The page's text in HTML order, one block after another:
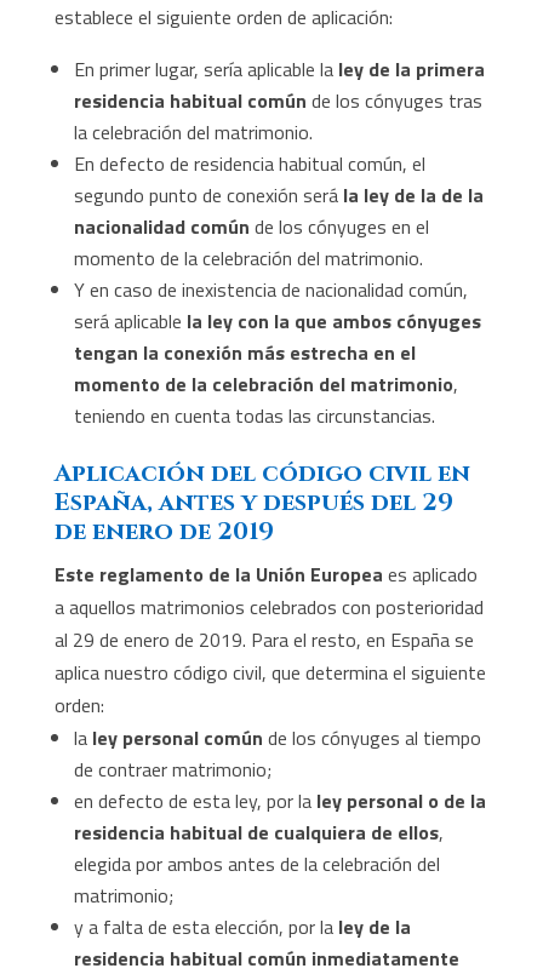
establece el siguiente orden de aplicación:
En primer lugar, sería aplicable la ley de la primera
residencia habitual común de los cónyuges tras
la celebración del matrimonio.
En defecto de residencia habitual común, el
segundo punto de conexión serála ley de la de la
nacionalidad común de los cónyuges en el
momento de la celebración del matrimonio.
Y en caso de inexistencia de nacionalidad común,
será aplicable la ley con la que ambos cónyuges
tengan la conexión más estrecha en el
momento de la celebración del matrimonio,
teniendo en cuenta todas las circunstancias.
Aplicación del código civil en
España, antes y después del 29
de enero de 2019
Este reglamento de la Unión Europea es aplicado
a aquellos matrimonios celebrados con posterioridad
al 29 de enero de 2019. Para el resto, en España se
aplica nuestro código civil, que determina el siguiente
orden:
la ley personal común de los cónyuges al tiempo
de contraer matrimonio;
en defecto de esta ley, por la ley personal o de la
residencia habitual de cualquiera de ellos,
elegida por ambos antes de la celebración del
matrimonio;
y a falta de esta elección, por laley de la
residencia habitual común inmediatamente